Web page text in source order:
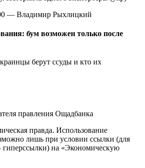
— Владимир Рыхлицкий
бум возможен только после
берут ссуды и кто их
правления Ощадбанка
правда. Использование
лишь при условии ссылки (для
на «Экономическую